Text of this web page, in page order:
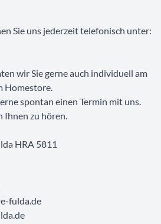
Sie uns jederzeit telefonisch unter:
wir Sie gerne auch individuell am
Homestore.
spontan einen Termin mit uns.
Ihnen zu hören.
HRA 5811
fulda.de